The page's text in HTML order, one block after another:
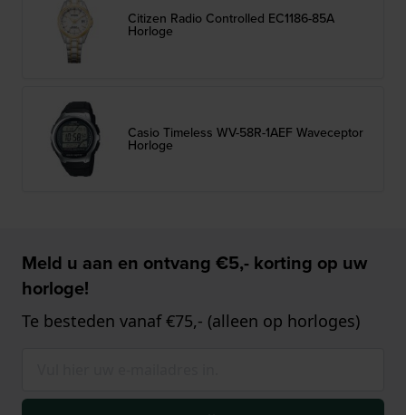
Citizen Radio Controlled EC1186-85A
Horloge
Casio Timeless WV-58R-1AEF Waveceptor
Horloge
Meld u aan en ontvang €5,- korting op uw
horloge!
Te besteden vanaf €75,- (alleen op horloges)